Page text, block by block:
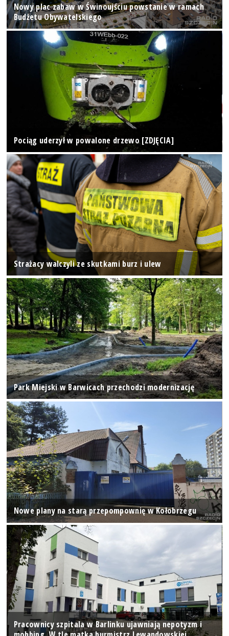
Nowy plac zabaw w Świnoujściu powstanie w ramach
Budżetu Obywatelskiego
Pociąg uderzył w powalone drzewo [ZDJĘCIA]
Strażacy walczyli ze skutkami burz i ulew
Park Miejski w Barwicach przechodzi modernizację
Nowe plany na starą przepompownię w Kołobrzegu
Pracownicy szpitala w Barlinku ujawniają nepotyzm i